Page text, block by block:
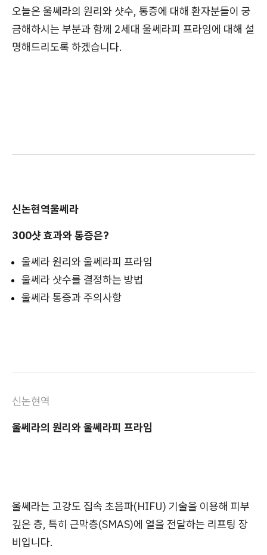
오늘은 울쎄라의 원리와 샷수, 통증에 대해 환자분들이 궁
금해하시는 부분과 함께 2세대 울쎄라피 프라임에 대해 설
명해드리도록 하겠습니다.
신논현역울쎄라
300샷 효과와 통증은?
울쎄라 원리와 울쎄라피 프라임
울쎄라 샷수를 결정하는 방법
울쎄라 통증과 주의사항
신논현역
울쎄라의 원리와 울쎄라피 프라임
울쎄라는 고강도 집속 초음파(HIFU) 기술을 이용해 피부
깊은 층, 특히 근막층(SMAS)에 열을 전달하는 리프팅 장
비입니다.